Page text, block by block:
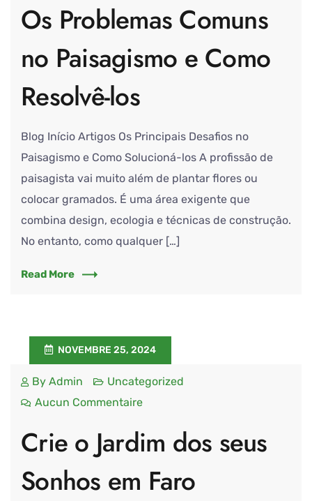
Os Problemas Comuns
no Paisagismo e Como
Resolvê-los
Blog Início Artigos Os Principais Desafios no
Paisagismo e Como Solucioná-los A profissão de
paisagista vai muito além de plantar flores ou
colocar gramados. É uma área exigente que
combina design, ecologia e técnicas de construção.
No entanto, como qualquer […]
Read More
NOVEMBRE 25, 2024
By Admin
Uncategorized
Aucun Commentaire
Crie o Jardim dos seus
Sonhos em Faro